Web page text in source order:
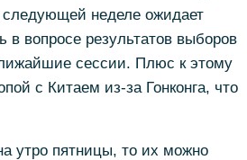
неделе ожидает
в вопросе результатов выборов
сессии. Плюс к этому
с Китаем из-за Гонконга, что
утро пятницы, то их можно